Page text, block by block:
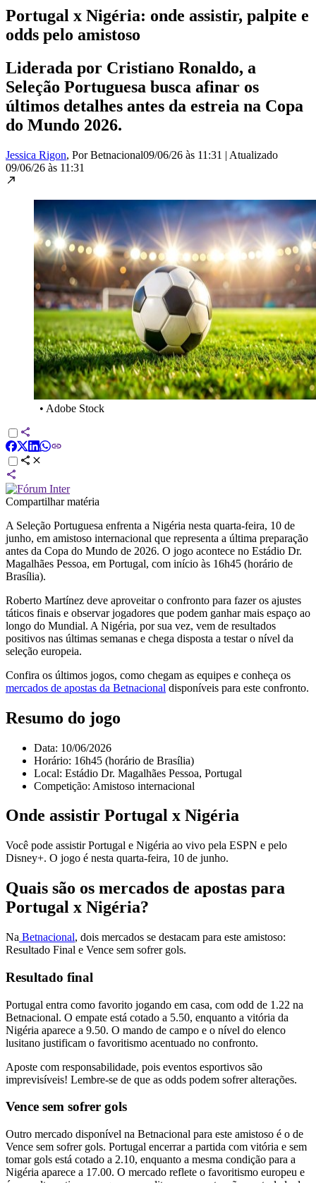
Portugal x Nigéria: onde assistir, palpite e
odds pelo amistoso
Liderada por Cristiano Ronaldo, a
Seleção Portuguesa busca afinar os
últimos detalhes antes da estreia na Copa
do Mundo 2026.
Jessica Rigon, Por Betnacional09/06/26 às 11:31 | Atualizado
09/06/26 às 11:31
• Adobe Stock
Compartilhar matéria
A Seleção Portuguesa enfrenta a Nigéria nesta quarta-feira, 10 de
junho, em amistoso internacional que representa a última preparação
antes da Copa do Mundo de 2026. O jogo acontece no Estádio Dr.
Magalhães Pessoa, em Portugal, com início às 16h45 (horário de
Brasília).
Roberto Martínez deve aproveitar o confronto para fazer os ajustes
táticos finais e observar jogadores que podem ganhar mais espaço ao
longo do Mundial. A Nigéria, por sua vez, vem de resultados
positivos nas últimas semanas e chega disposta a testar o nível da
seleção europeia.
Confira os últimos jogos, como chegam as equipes e conheça os
mercados de apostas da Betnacional disponíveis para este confronto.
Resumo do jogo
Data: 10/06/2026
Horário: 16h45 (horário de Brasília)
Local: Estádio Dr. Magalhães Pessoa, Portugal
Competição: Amistoso internacional
Onde assistir Portugal x Nigéria
Você pode assistir Portugal e Nigéria ao vivo pela ESPN e pelo
Disney+. O jogo é nesta quarta-feira, 10 de junho.
Quais são os mercados de apostas para
Portugal x Nigéria?
Na Betnacional, dois mercados se destacam para este amistoso:
Resultado Final e Vence sem sofrer gols.
Resultado final
Portugal entra como favorito jogando em casa, com odd de 1.22 na
Betnacional. O empate está cotado a 5.50, enquanto a vitória da
Nigéria aparece a 9.50. O mando de campo e o nível do elenco
lusitano justificam o favoritismo acentuado no confronto.
Aposte com responsabilidade, pois eventos esportivos são
imprevisíveis! Lembre-se de que as odds podem sofrer alterações.
Vence sem sofrer gols
Outro mercado disponível na Betnacional para este amistoso é o de
Vence sem sofrer gols. Portugal encerrar a partida com vitória e sem
tomar gols está cotado a 2.10, enquanto a mesma condição para a
Nigéria aparece a 17.00. O mercado reflete o favoritismo europeu e